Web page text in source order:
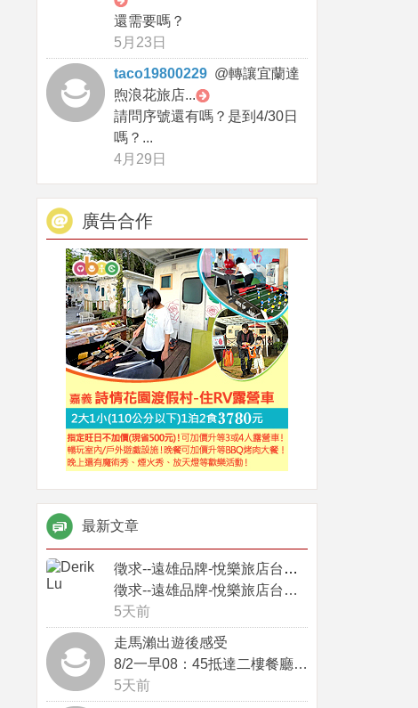
還需要嗎？
5月23日
taco19800229 @轉讓宜蘭達
煦浪花旅店...
請問序號還有嗎？是到4/30日
嗎？...
4月29日
廣告合作
最新文章
徵求--遠雄品牌-悅樂旅店台中站前...
徵求--遠雄品牌-悅樂旅店台中站前...
5天前
走馬瀨出遊後感受
8/2一早08：45抵達二樓餐廳，...
5天前